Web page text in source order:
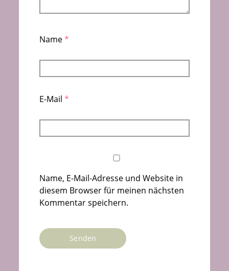
Name *
E-Mail *
Name, E-Mail-Adresse und Website in
diesem Browser für meinen nächsten
Kommentar speichern.